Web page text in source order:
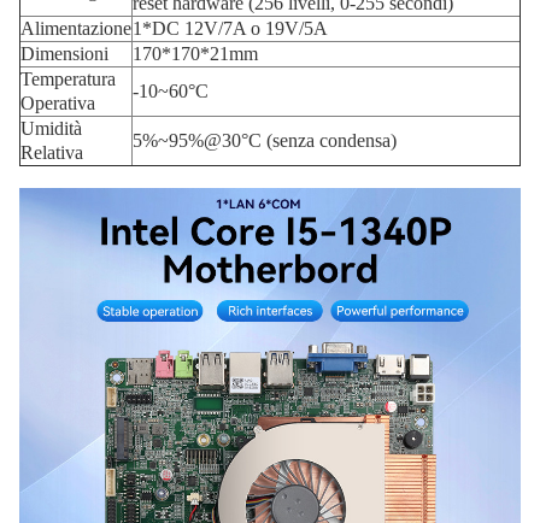
Alimentazione1*DC 12V/7A o 19V/5A
Dimensioni
170*170*21mm
Temperatura
Operativa
-10~60°C
Umidità
Relativa
5%~95%@30°C (senza condensa)